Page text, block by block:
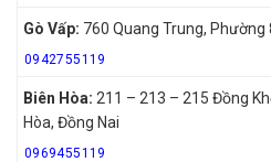
Gò Vấp: 760 Quang Trung, Phường
0942755119
Biên Hòa: 211 – 213 – 215 Đồng
Hòa, Đồng Nai
0969455119